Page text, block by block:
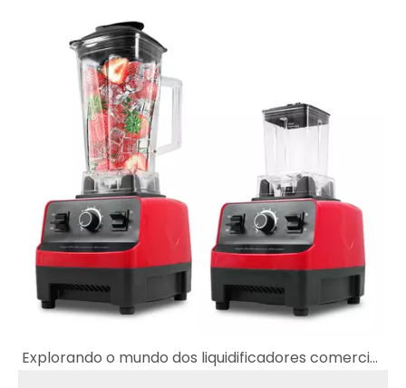
Explorando o mundo dos liquidificadores comerciais